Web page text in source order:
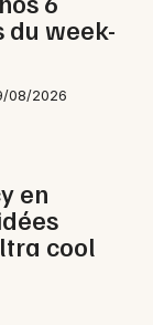
du week-
08/2026
en
cool